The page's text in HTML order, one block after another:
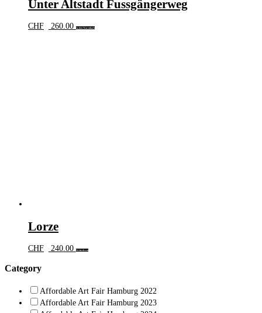
Unter Altstadt Fussgängerweg
CHF 260.00 In den Warenkorb
Lorze
CHF 240.00 Weiterlesen
Category
Affordable Art Fair Hamburg 2022
Affordable Art Fair Hamburg 2023